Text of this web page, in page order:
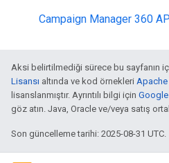
Campaign Manager 360
Aksi belirtilmediği sürece bu sayfanın
Lisansı altında ve kod örnekleri Apache
lisanslanmıştır. Ayrıntılı bilgi için Google
göz atın. Java, Oracle ve/veya satış
Son güncelleme tarihi: 2025-08-31 UTC.